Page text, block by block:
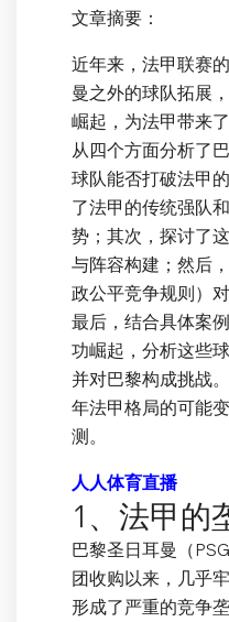
文章摘要：
近年来，法甲联赛
曼之外的球队拓展
崛起，为法甲带来
从四个方面分析了
球队能否打破法甲
了法甲的传统强队
势；其次，探讨了
与阵容构建；然后
政公平竞争规则）
最后，结合具体案
功崛起，分析这些
并对巴黎构成挑战
年法甲格局的可能
测。
人人体育直播
1、法甲的
巴黎圣日耳曼（
团收购以来，几乎
形成了严重的竞争